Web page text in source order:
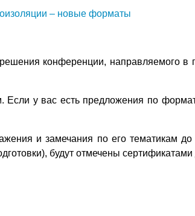
– новые форматы
конференции, направляемого
у вас есть предложения по
и замечания по его тематикам
будут отмечены сертификатами